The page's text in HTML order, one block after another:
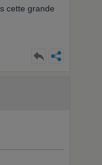
cette grande